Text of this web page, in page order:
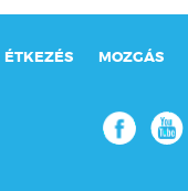
ÉTKEZÉS MOZGÁS